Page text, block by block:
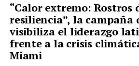
“Calor extremo: Rostros
resiliencia”, la campaña
visibiliza el liderazgo
frente a la crisis
Miami